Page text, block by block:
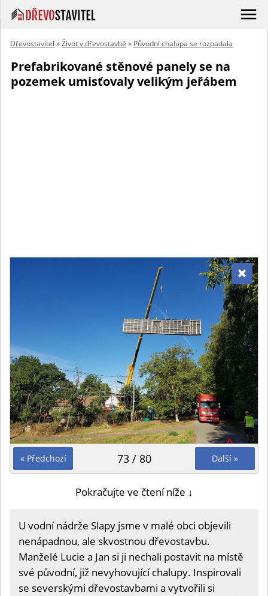
Dřevostavitel »Život v dřevostavbě » Původní chalupa se rozpadala
Prefabrikované stěnové panely se na
pozemek umisťovaly velikým jeřábem
« Předchozí Další »
73 / 80
Pokračujte ve čtení níže ↓
U vodní nádrže Slapy jsme v malé obci objevili
nenápadnou, ale skvostnou dřevostavbu.
Manželé Lucie a Jan si ji nechali postavit na místě
své původní, již nevyhovující chalupy. Inspirovali
se severskými dřevostavbami a vytvořili si